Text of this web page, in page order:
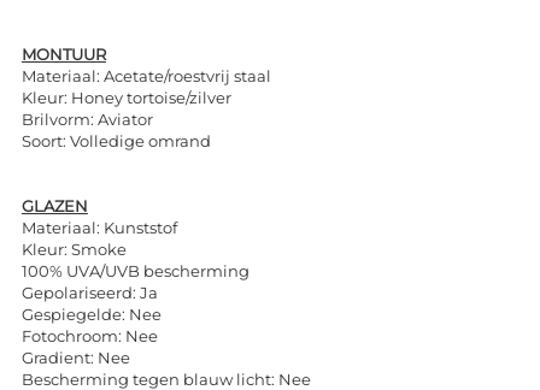
MONTUUR
Materiaal: Acetate/roestvrij staal
Kleur: Honey tortoise/zilver
Brilvorm: Aviator
Soort: Volledige omrand
GLAZEN
Materiaal: Kunststof
Kleur: Smoke
100% UVA/UVB bescherming
Gepolariseerd: Ja
Gespiegelde: Nee
Fotochroom: Nee
Gradient: Nee
Bescherming tegen blauw licht: Nee